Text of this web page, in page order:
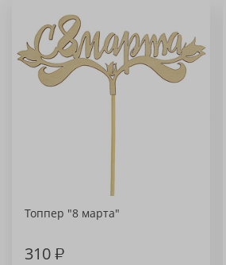
Топпер "8 марта"
310₽